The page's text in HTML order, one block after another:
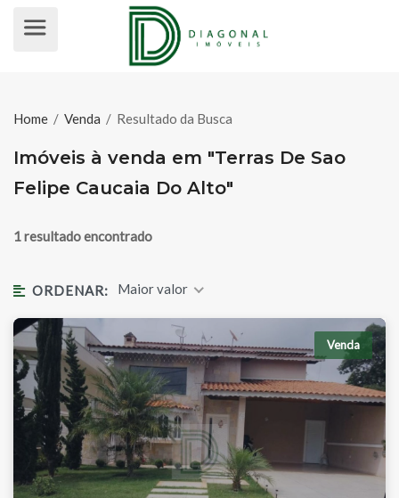
Home / Venda / Resultado da Busca
Imóveis à venda em "Terras De Sao
Felipe Caucaia Do Alto"
1 resultado encontrado
ORDENAR: Maior valor
Venda